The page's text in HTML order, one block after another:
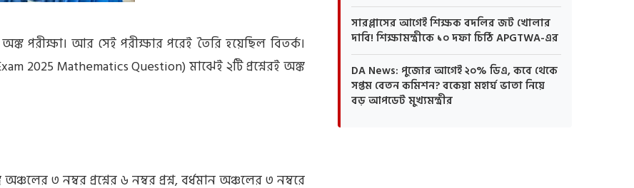
পরীক্ষা। আর সেই পরীক্ষার পরেই তৈরি হয়েছিল বিতর্ক।
2025 Mathematics Question) মাঝেই ২টি প্রশ্নেরই অঙ্ক
৩ নম্বর প্রশ্নের ৬ নম্বর প্রশ্ন, বর্ধমান অঞ্চলের ৩ নম্বরে
সারপ্লাসের আগেই শিক্ষক বদলির জট খোলার
দাবি! শিক্ষামন্ত্রীকে ১০ দফা চিঠি APGTWA-এর
DA News: পুজোর আগেই ২০% ডিএ, কবে থেকে
সপ্তম বেতন কমিশন? বকেয়া মহার্ঘ ভাতা নিয়ে
বড় আপডেট মুখ্যমন্ত্রীর